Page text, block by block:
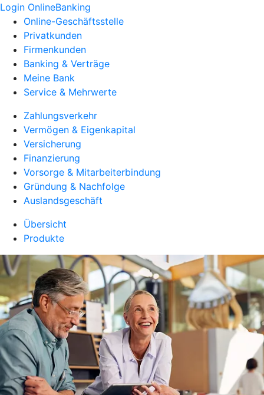
Login OnlineBanking
Online-Geschäftsstelle
Privatkunden
Firmenkunden
Banking & Verträge
Meine Bank
Service & Mehrwerte
Zahlungsverkehr
Vermögen & Eigenkapital
Versicherung
Finanzierung
Vorsorge & Mitarbeiterbindung
Gründung & Nachfolge
Auslandsgeschäft
Übersicht
Produkte